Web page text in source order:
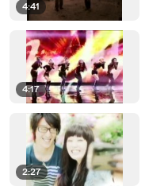
4:41
4:17
2:27